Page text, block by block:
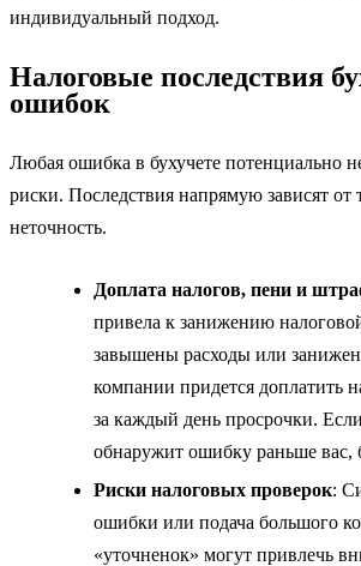
индивидуальный подход.
Налоговые последствия
ошибок
Любая ошибка в бухучете потенциально
риски. Последствия напрямую зависят от
неточность.
Доплата налогов, пени и
привела к занижению
завышены расходы или
компании придется доплатить
за каждый день просрочки.
обнаружит ошибку раньше вас,
Риски налоговых проверок:
ошибки или подача большого
«уточненок» могут привлечь